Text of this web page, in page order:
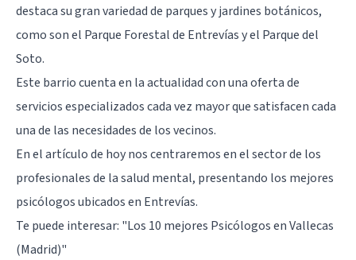
destaca su gran variedad de parques y jardines botánicos,
como son el Parque Forestal de Entrevías y el Parque del
Soto.
Este barrio cuenta en la actualidad con una oferta de
servicios especializados cada vez mayor que satisfacen cada
una de las necesidades de los vecinos.
En el artículo de hoy nos centraremos en el sector de los
profesionales de la salud mental, presentando los mejores
psicólogos ubicados en Entrevías.
Te puede interesar: "Los 10 mejores Psicólogos en Vallecas
(Madrid)"